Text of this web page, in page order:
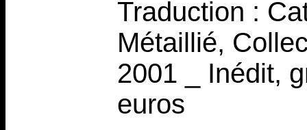
Traduction :
Métaillié,
2001 _ Inédit,
euros